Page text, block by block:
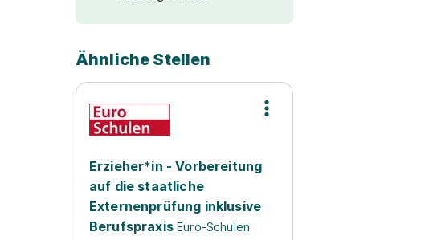
Ähnliche Stellen
Erzieher*in - Vorbereitung
auf die staatliche
Externenprüfung inklusive
Berufspraxis Euro-Schulen